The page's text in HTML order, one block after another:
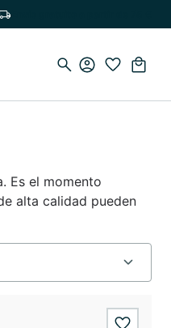
Es el momento
alta calidad pueden